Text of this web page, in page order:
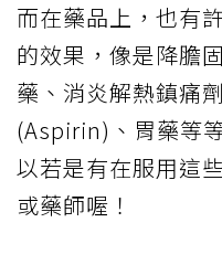
而在藥品上，也有
的效果，像是降膽
藥、消炎解熱鎮痛
(Aspirin)、胃藥等
以若是有在服用這
或藥師喔！